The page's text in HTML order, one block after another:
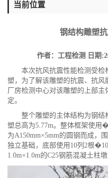
当前位置
钢结构雕塑
作者：工程检测 日期
本次抗风抗震性能检测受检
塑，为了解该雕塑的抗震、抗
厂房检测中心对该雕塑的上部主
定。
整个雕塑的主体结构为钢结
塑总高为5.77m。整体框架使用
为A150mm×5mm的圆钢而成，
独立基础，底部使用10列2根
1.0m×1.0m的C25钢筋混凝土柱